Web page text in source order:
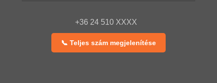
+36 24 510 XXXX
📞 Teljes szám megjelenítése